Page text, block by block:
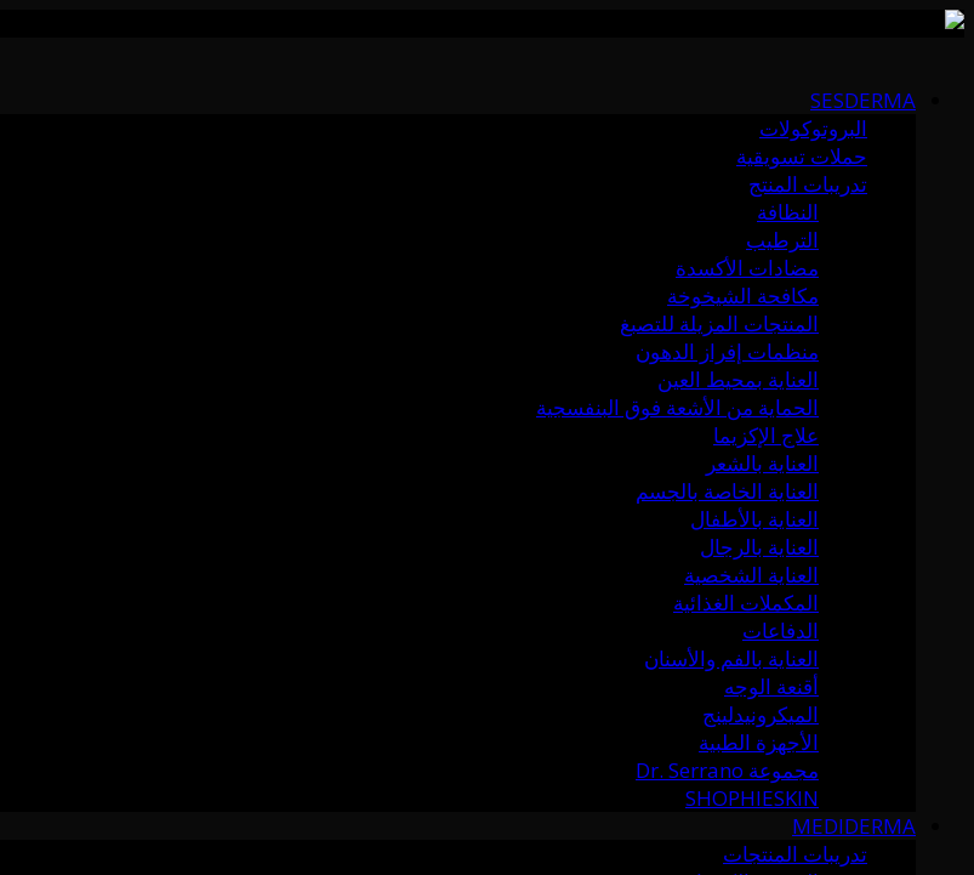
content
SESDERMA
البروتوكولات
حملات تسويقية
تدريبات المنتج
النظافة
الترطيب
مضادات الأكسدة
مكافحة الشيخوخة
المنتجات المزيلة للتصبغ
منظمات إفراز الدهون
العناية بمحيط العين
الحماية من الأشعة فوق البنفسجية
علاج الإكزيما
العناية بالشعر
العناية الخاصة بالجسم
العناية بالأطفال
العناية بالرجال
العناية الشخصية
المكملات الغذائية
الدفاعات
العناية بالفم والأسنان
أقنعة الوجه
الميكرونيدلينج
الأجهزة الطبية
مجموعة Dr. Serrano
SHOPHIESKIN
MEDIDERMA
تدريبات المنتجات